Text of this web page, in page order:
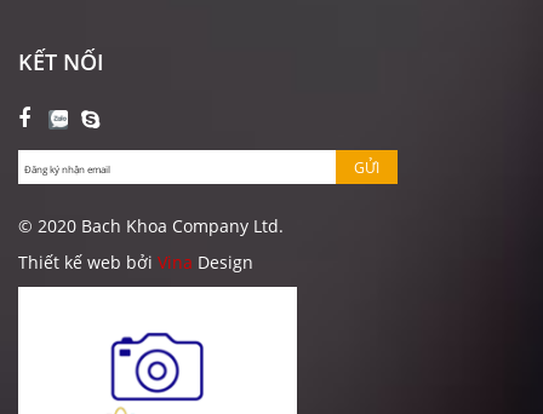
KẾT NỐI
GỬI
© 2020 Bach Khoa Company Ltd.
Thiết kế web bởi Vina Design